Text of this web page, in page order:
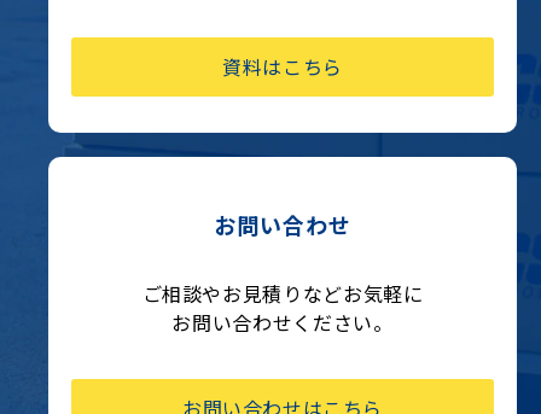
資料はこちら
お問い合わせ
ご相談やお見積りなどお気軽に
お問い合わせください。